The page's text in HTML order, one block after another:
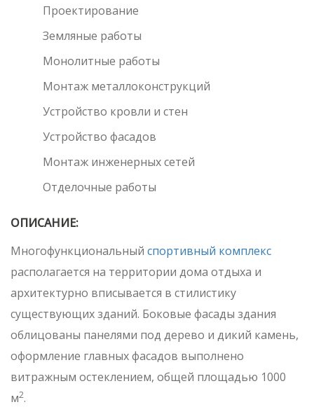
Проектирование
Земляные работы
Монолитные работы
Монтаж металлоконструкций
Устройство кровли и стен
Устройство фасадов
Монтаж инженерных сетей
Отделочные работы
ОПИСАНИЕ:
Многофункциональный спортивный комплекс
располагается на территории дома отдыха и
архитектурно вписывается в стилистику
существующих зданий. Боковые фасады здания
облицованы панелями под дерево и дикий камень,
оформление главных фасадов выполнено
витражным остеклением, общей площадью 1000
м2.